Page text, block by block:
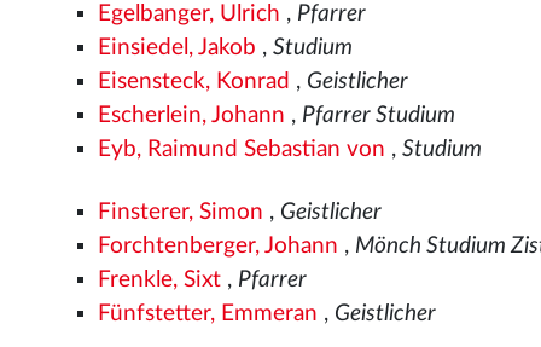
Egelbanger, Ulrich , Pfarrer
Einsiedel, Jakob ,Studium
Eisensteck, Konrad , Geistlicher
Escherlein, Johann , Pfarrer Studium
Eyb, Raimund Sebastian von ,Studium
Finsterer, Simon , Geistlicher
Forchtenberger, Johann , Mönch Studium
Frenkle, Sixt , Pfarrer
Fünfstetter, Emmeran , Geistlicher